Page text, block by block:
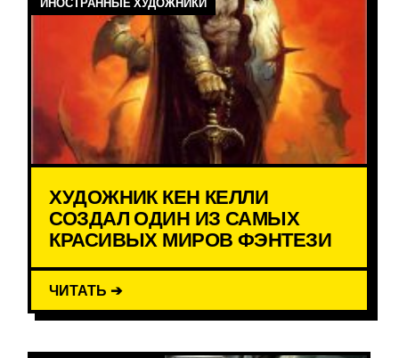
ХУДОЖНИК КЕН КЕЛЛИ
СОЗДАЛ ОДИН ИЗ САМЫХ
КРАСИВЫХ МИРОВ ФЭНТЕЗИ
ЧИТАТЬ ➔